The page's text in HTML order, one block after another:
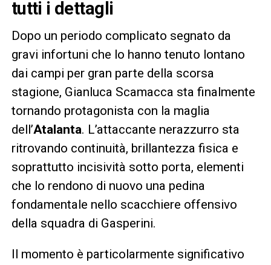
tutti i dettagli
Dopo un periodo complicato segnato da
gravi infortuni che lo hanno tenuto lontano
dai campi per gran parte della scorsa
stagione, Gianluca Scamacca sta finalmente
tornando protagonista con la maglia
dell’Atalanta. L’attaccante nerazzurro sta
ritrovando continuità, brillantezza fisica e
soprattutto incisività sotto porta, elementi
che lo rendono di nuovo una pedina
fondamentale nello scacchiere offensivo
della squadra di Gasperini.
Il momento è particolarmente significativo